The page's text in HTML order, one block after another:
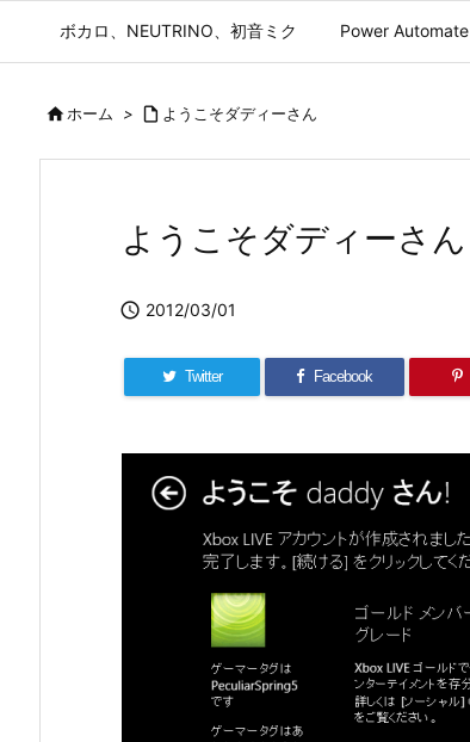
ボカロ、NEUTRINO、初音ミク Power Automate
ホーム >  ようこそダディーさん
ようこそダディーさん
 2012/03/01
Twitter Facebook